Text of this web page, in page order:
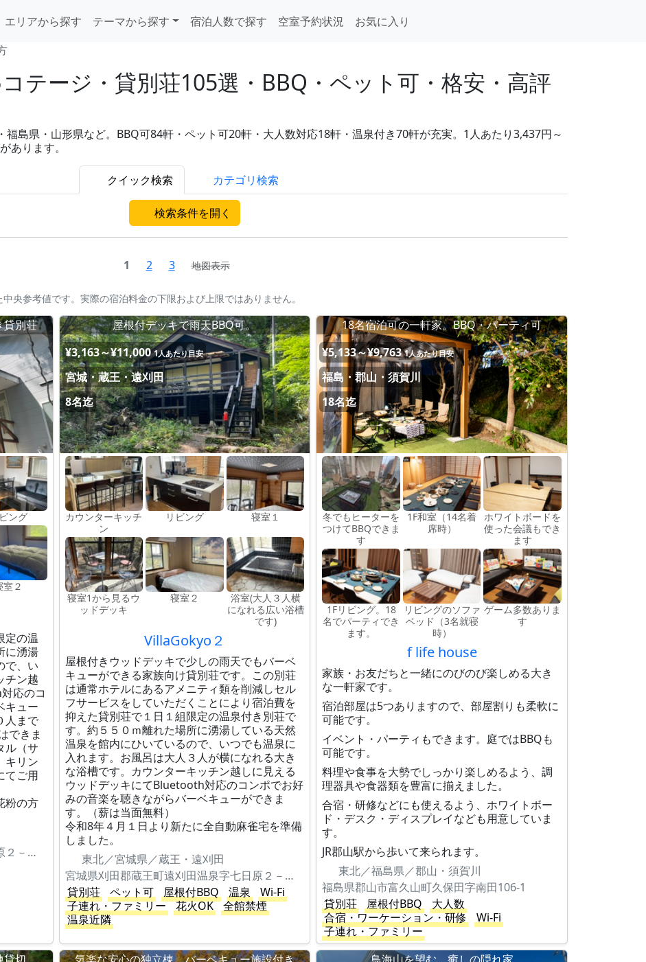
エリアから探す テーマから探す 宿泊人数で探す 空室予約状況
お気に入り
テージ・貸別荘105選・BBQ・ペット可・格安・高評
島県・山形県など。BBQ可84軒・ペット可20軒・大人数対応18軒・温泉付き70軒が充実。1人あたり3,437円～
あります。
クイック検索 カテゴリ検索
検索条件を開く
1 2 3 地図表示
央参考値です。実際の宿泊料金の下限および上限ではありません。
別荘
ング
室２
定の温
に湧湯
で、い
チン越
応のコ
キュー
人まで
できま
ル（サ
キリン
てご用
粉の方
宮城県刈田郡蔵王町遠刈田温泉字七日原２－３０１
屋根付デッキで雨天BBQ可。
¥3,163～¥11,000 1人あたり目安
宮城・蔵王・遠刈田
8名迄
カウンターキッチ
ン
リビング 寝室１
寝室1から見るウ
ッドデッキ
寝室２
浴室(大人３人横
になれる広い浴槽
です)
VillaGokyo２
屋根付きウッドデッキで少しの雨天でもバーベ
キューができる家族向け貸別荘です。この別荘
は通常ホテルにあるアメニティ類を削減しセル
フサービスをしていただくことにより宿泊費を
抑えた貸別荘で１日１組限定の温泉付き別荘で
す。約５５０ｍ離れた場所に湧湯している天然
温泉を館内にひいているので、いつでも温泉に
入れます。お風呂は大人３人が横になれる大き
な浴槽です。カウンターキッチン越しに見える
ウッドデッキにてBluetooth対応のコンポでお好
みの音楽を聴きながらバーベキューができま
す。（薪は当面無料）
令和8年４月１日より新たに全自動麻雀宅を準備
しました。
東北／宮城県／蔵王・遠刈田
宮城県刈田郡蔵王町遠刈田温泉字七日原２－４１８
貸別荘
ペット可 屋根付BBQ 温泉
Wi-Fi
子連れ・ファミリー
花火OK
全館禁煙
温泉近隣
18名宿泊可の一軒家。BBQ・パーティ可
¥5,133～¥9,763 1人あたり目安
福島・郡山・須賀川
18名迄
冬でもヒーターを
つけてBBQできま
す
1F和室（14名着
席時）
ホワイトボードを
使った会議もでき
ます
1Fリビング。18
名でパーティでき
ます。
リビングのソファ
ベッド（3名就寝
時）
ゲーム多数ありま
す
f life house
家族・お友だちと一緒にのびのび楽しめる大き
な一軒家です。
宿泊部屋は5つありますので、部屋割りも柔軟に
可能です。
イベント・パーティもできます。庭ではBBQも
可能です。
料理や食事を大勢でしっかり楽しめるよう、調
理器具や食器類を豊富に揃えました。
合宿・研修などにも使えるよう、ホワイトボー
ド・デスク・ディスプレイなども用意していま
す。
JR郡山駅から歩いて来られます。
東北／福島県／郡山・須賀川
福島県郡山市富久山町久保田字南田106-1
貸別荘
屋根付BBQ
大人数
合宿・ワーケーション・研修
Wi-Fi
子連れ・ファミリー